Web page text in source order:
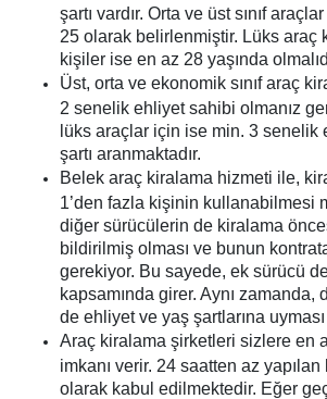
şartı vardır. Orta ve üst sınıf araçlar
25 olarak belirlenmiştir. Lüks araç
kişiler ise en az 28 yaşında
Üst, orta ve ekonomik sınıf araç
2 senelik ehliyet sahibi olmanız
lüks araçlar için ise min. 3 senelik
şartı aranmaktadır.
Belek araç kiralama hizmeti ile,
1’den fazla kişinin kullanabilmesi
diğer sürücülerin de kiralama
bildirilmiş olması ve bunun
gerekiyor. Bu sayede, ek sürücü
kapsamında girer. Aynı
de ehliyet ve yaş şartlarına
Araç kiralama şirketleri sizlere en
imkanı verir. 24 saatten az
olarak kabul edilmektedir. Eğer